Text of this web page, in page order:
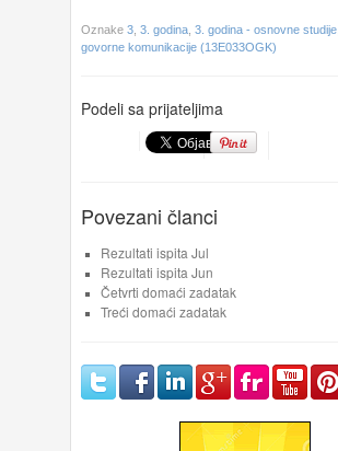
Oznake 3 3. godina 3. godina - osnovne studije
govorne komunikacije (13E033OGK)
Podeli sa prijateljima
Povezani članci
Rezultati ispita Jul
Rezultati ispita Jun
Četvrti domaći zadatak
Treći domaći zadatak